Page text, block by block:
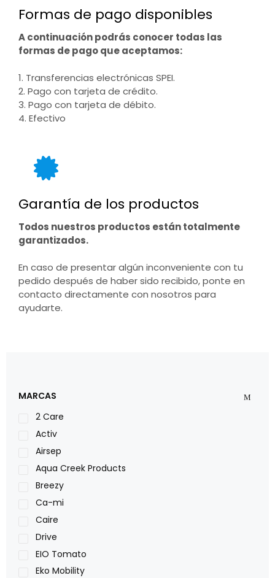
Formas de pago disponibles
A continuación podrás conocer todas las
formas de pago que aceptamos:
1. Transferencias electrónicas SPEI.
2. Pago con tarjeta de crédito.
3. Pago con tarjeta de débito.
4. Efectivo
Garantía de los productos
Todos nuestros productos están totalmente
garantizados.
En caso de presentar algún inconveniente con tu
pedido después de haber sido recibido, ponte en
contacto directamente con nosotros para
ayudarte.
MARCAS
2 Care
Activ
Airsep
Aqua Creek Products
Breezy
Ca-mi
Caire
Drive
EIO Tomato
Eko Mobility